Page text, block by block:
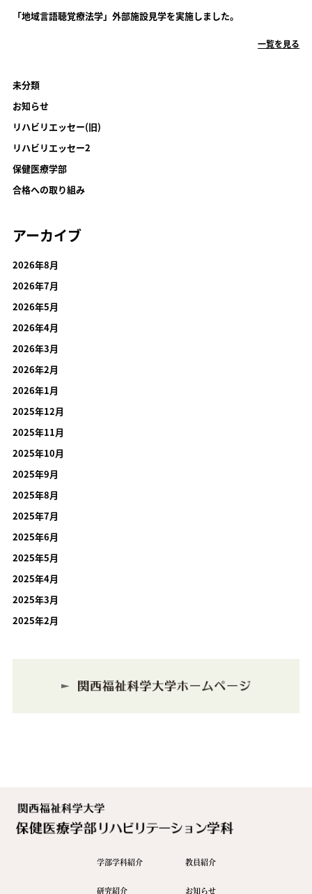
「地域言語聴覚療法学」外部施設見学を実施しました。
一覧を見る
未分類
お知らせ
リハビリエッセー(旧)
リハビリエッセー2
保健医療学部
合格への取り組み
アーカイブ
2026年8月
2026年7月
2026年5月
2026年4月
2026年3月
2026年2月
2026年1月
2025年12月
2025年11月
2025年10月
2025年9月
2025年8月
2025年7月
2025年6月
2025年5月
2025年4月
2025年3月
2025年2月
学部学科紹介
研究紹介
教員紹介
お知らせ